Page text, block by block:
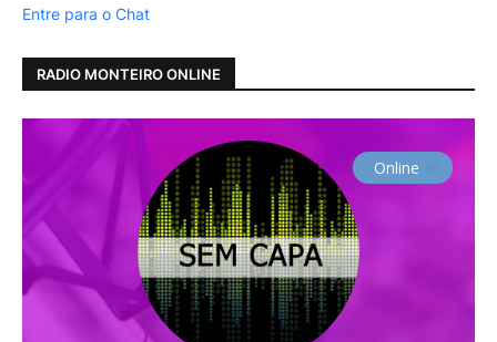
Entre para o Chat
RADIO MONTEIRO ONLINE